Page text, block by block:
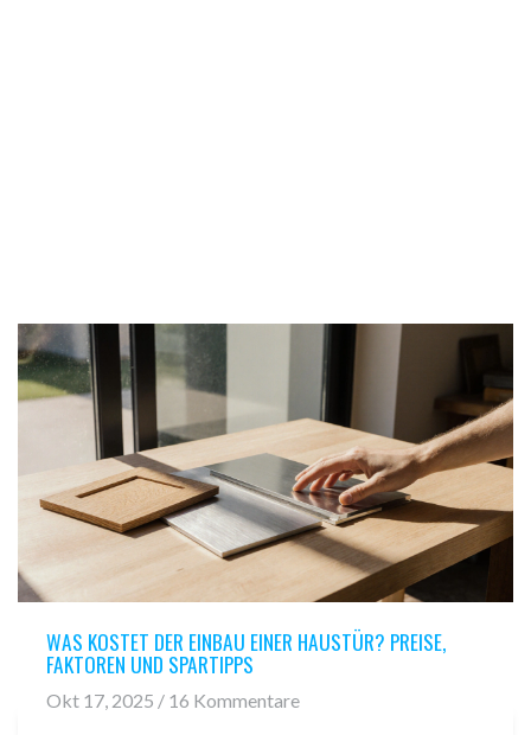
WAS KOSTET DER EINBAU EINER HAUSTÜR? PREISE,
FAKTOREN UND SPARTIPPS
Okt 17, 2025 / 16 Kommentare